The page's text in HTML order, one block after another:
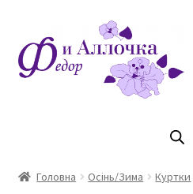
до
навігації
до
контенту
Головна Осінь/Зима Куртки